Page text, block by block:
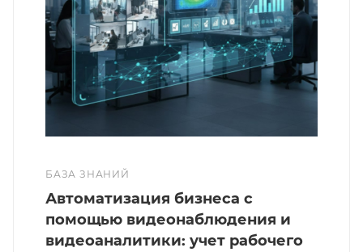
БАЗА ЗНАНИЙ
Автоматизация бизнеса с
помощью видеонаблюдения и
видеоаналитики: учет рабочего